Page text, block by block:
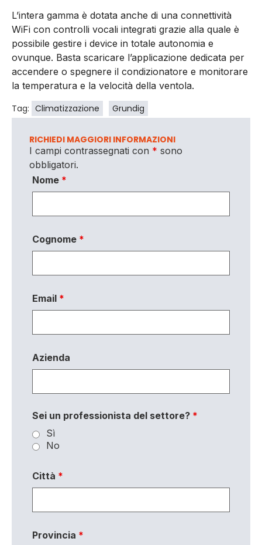
L’intera gamma è dotata anche di una connettività
WiFi con controlli vocali integrati grazie alla quale è
possibile gestire i device in totale autonomia e
ovunque. Basta scaricare l’applicazione dedicata per
accendere o spegnere il condizionatore e monitorare
la temperatura e la velocità della ventola.
Tag: Climatizzazione Grundig
RICHIEDI MAGGIORI INFORMAZIONI
I campi contrassegnati con * sono
obbligatori.
Nome *
Cognome *
Email *
Azienda
Sei un professionista del settore? *
Sì
No
Città *
Provincia *